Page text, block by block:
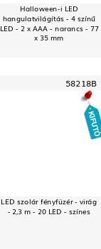
Halloween-i LED
hangulatvilágítás - 4 színű
LED - 2 x AAA - narancs - 77
x 35 mm
58218B
LED szolár fényfüzér - virág
- 2,3 m - 20 LED - színes